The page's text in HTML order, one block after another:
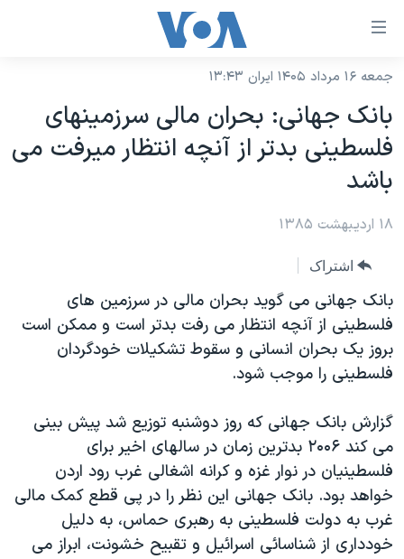
لینکهای
دسترسی
جهش
محتوای
اصلی
به
صفحه
جهش
به
جستجو
نسخه سبک وب‌سایت
موضوع ها
آمریکا
جهان
ورزشی
گزیده‌ها
ویژه برنامه‌ها
فرهنگ و زندگی
حقوق شهروندی
اقتصادی
علم و فناوری
اسرائیل در جنگ
برنامه های تلویزیونی
جدول برنامه ها
صفحه‌های ویژه
جام جهانی ۲۰۲۶
عملیات خشم حماسی
۲۵۰سالگی آمریکا
مستندها
انتخابات ریاست جمهوری آمریکا ۲۰۲۴
حمله جمهوری اسلامی به اسرائیل
رمز مهسا
ورزش زنان در ایران
فرکانس‌های صدای آمریکا
پخش رادیویی
یادگیری زبان انگلیسی
دنبال کنید
زبانهای مختلف
جمعه ۱۶ مرداد ۱۴۰۵ ایران ۱۳:۴۳
بانک جهانی: بحران مالی سرزمينهای
فلسطينی بدتر از آنچه انتظار ميرفت می
باشد
۱۸ اردیبهشت ۱۳۸۵
اشتراک
بانک جهانی می گويد بحران مالی در سرزمین های
فلسطینی از آنچه انتظار می رفت بدتر است و ممکن است
بروز یک بحران انسانی و سقوط تشکیلات خودگردان
فلسطینی را موجب شود.
گزارش بانک جهانی که روز دوشنبه توزیع شد پیش بینی
می کند ۲۰۰۶ بدترین زمان در سالهای اخیر برای
فلسطینیان در نوار غزه و کرانه اشغالی غرب رود اردن
خواهد بود. بانک جهانی این نظر را در پی قطع کمک مالی
غرب به دولت فلسطینی به رهبری حماس، به دلیل
خودداری از شناسائی اسرائيل و تقبیح خشونت، ابراز می